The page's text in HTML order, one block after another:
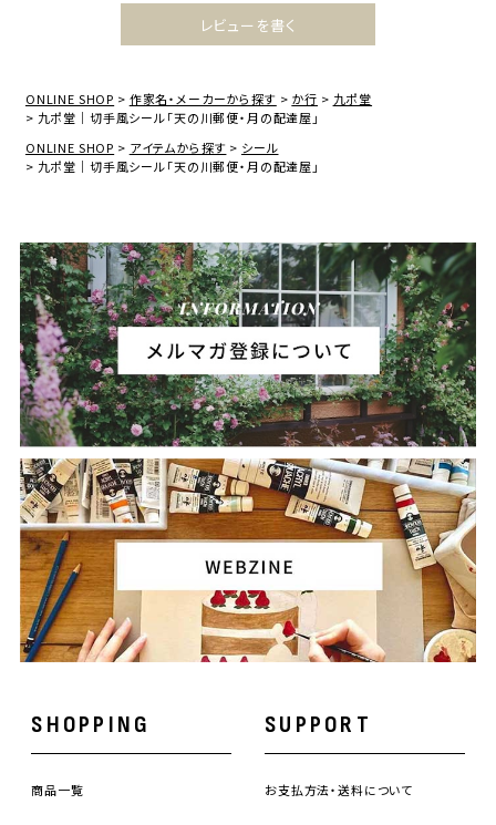
レビューを書く
ONLINE SHOP 作家名・メーカーから探す か行
九ポ堂
九ポ堂｜切手風シール「天の川郵便・月の配達屋」
ONLINE SHOP
アイテムから探す
シール
九ポ堂｜切手風シール「天の川郵便・月の配達屋」
SHOPPING
商品一覧
SUPPORT
お支払方法・送料について